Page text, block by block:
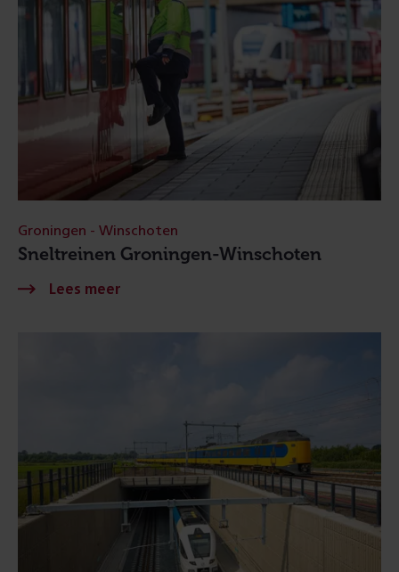
Sneltreinen Groningen-Winschoten
Groningen - Winschoten